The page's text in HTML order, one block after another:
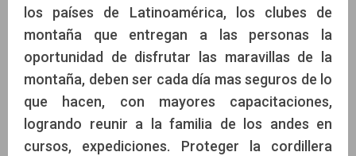
los países de Latinoamérica, los clubes de
montaña que entregan a las personas la
oportunidad de disfrutar las maravillas de la
montaña, deben ser cada día mas seguros de lo
que hacen, con mayores capacitaciones,
logrando reunir a la familia de los andes en
cursos, expediciones. Proteger la cordillera